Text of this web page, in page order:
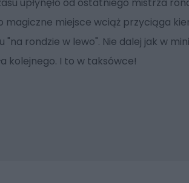
magiczne miejsce wciąż przyciąga
"na rondzie w lewo". Nie dalej jak w
kolejnego. I to w taksówce!